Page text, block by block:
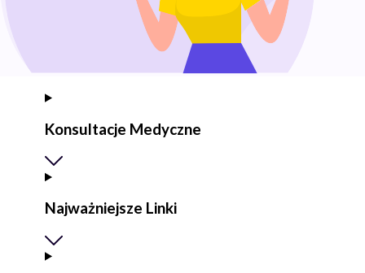
Konsultacje Medyczne
Najważniejsze Linki